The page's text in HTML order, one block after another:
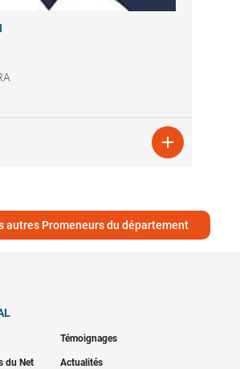

autres Promeneurs du département
Témoignages
du Net Actualités